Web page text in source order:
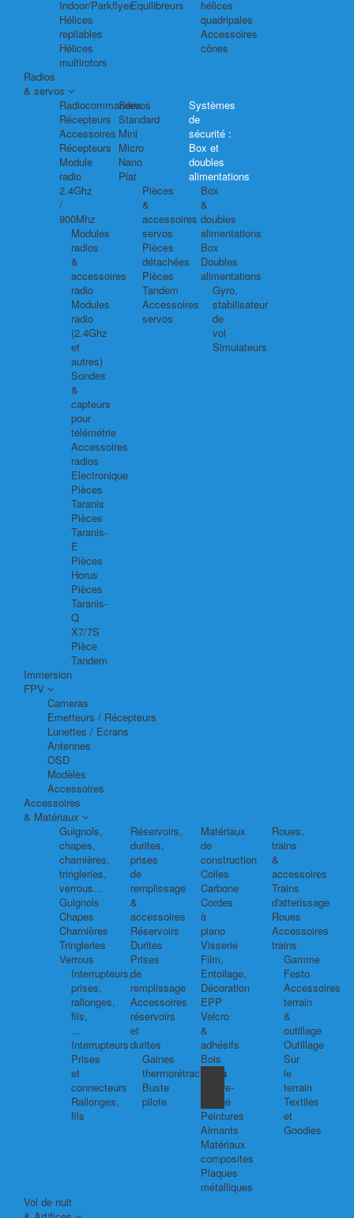
Indoor/Parkflyer
Hélices
repliables
Hélices
multirotors
Equilibreurs
hélices
quadripales
Accessoires
cônes
Radios
& servos
Radiocommandes
Récepteurs
Accessoires
Récepteurs
Module
radio
2.4Ghz
/
900Mhz
Modules
radios
&
accessoires
radio
Modules
radio
(2.4Ghz
et
autres)
Sondes
&
capteurs
pour
télémétrie
Accessoires
radios
Electronique
Pièces
Taranis
Pièces
Taranis-
E
Pièces
Horus
Pièces
Taranis-
Q
X7/7S
Pièce
Tandem
Servos
Standard
Mini
Micro
Nano
Plat
Pièces
&
accessoires
servos
Pièces
détachées
Pièces
Tandem
Accessoires
servos
Systèmes
de
sécurité :
Box et
doubles
alimentations
Box
&
doubles
alimentations
Box
Doubles
alimentations
Gyro,
stabilisateur
de
vol
Simulateurs
Immersion
FPV
Cameras
Emetteurs / Récepteurs
Lunettes / Ecrans
Antennes
OSD
Modèles
Accessoires
Accessoires
& Matériaux
Guignols,
chapes,
charnières,
tringleries,
verrous...
Guignols
Chapes
Charnières
Tringleries
Verrous
Interrupteurs,
prises,
rallonges,
fils,
...
Interrupteurs
Prises
et
connecteurs
Rallonges,
fils
Réservoirs,
durites,
prises
de
remplissage
&
accessoires
Réservoirs
Durites
Prises
de
remplissage
Accessoires
réservoirs
et
durites
Gaines
thermorétractables
Buste
pilote
Matériaux
de
construction
Colles
Carbone
Cordes
à
piano
Visserie
Film,
Entoilage,
Décoration
EPP
Velcro
&
adhésifs
Bois
Balsa
Contre-
plaqué
Peintures
Aimants
Matériaux
composites
Plaques
métalliques
Roues,
trains
&
accessoires
Trains
d'atterissage
Roues
Accessoires
trains
Gamme
Festo
Accessoires
terrain
&
outillage
Outillage
Sur
le
terrain
Textiles
et
Goodies
Vol de nuit